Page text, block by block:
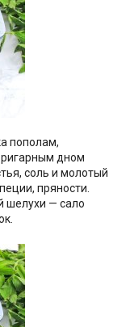
пополам,
дном
соль и молотый
пряности.
шелухи — сало